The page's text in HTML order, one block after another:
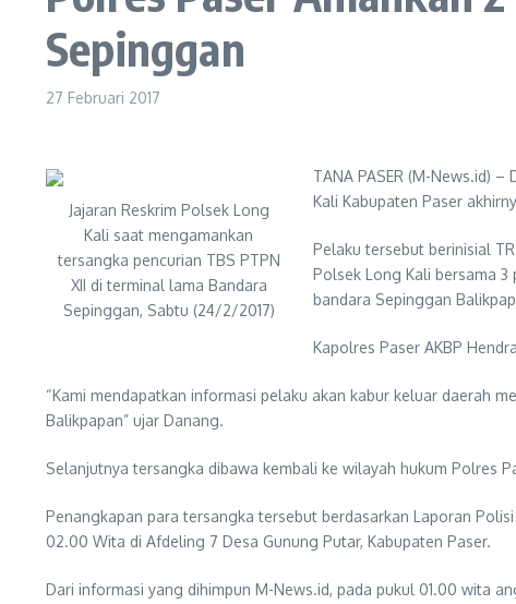
Sepinggan
27 Februari 2017
Jajaran Reskrim Polsek Long
Kali saat mengamankan
tersangka pencurian TBS PTPN
XII di terminal lama Bandara
Sepinggan, Sabtu (24/2/2017)
TANA PASER (M-News.id)
Kali Kabupaten Paser
Pelaku tersebut berinisial
Polsek Long Kali bersama
bandara Sepinggan
Kapolres Paser AKBP
“Kami mendapatkan informasi pelaku akan kabur keluar daerah
Balikpapan” ujar Danang.
Selanjutnya tersangka dibawa kembali ke wilayah hukum Polres
Penangkapan para tersangka tersebut berdasarkan Laporan
02.00 Wita di Afdeling 7 Desa Gunung Putar, Kabupaten Paser.
Dari informasi yang dihimpun M-News.id, pada pukul 01.00 wita